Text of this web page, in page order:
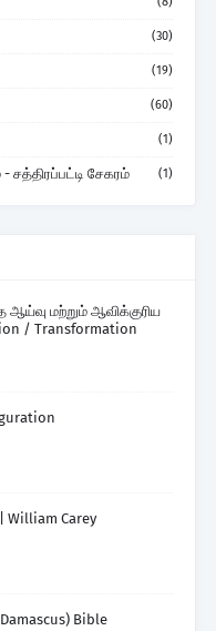
(30)
(19)
(60)
(1)
சத்திரப்பட்டி சேகரம் (1)
ஆய்வு மற்றும் ஆவிக்குரிய
/ Transformation
William Carey
Bible